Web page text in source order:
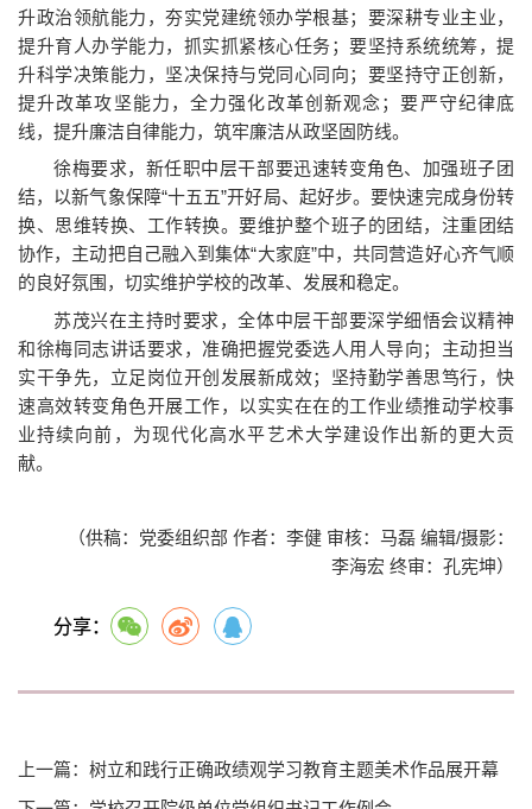
升政治领航能力，夯实党建统领办学根基；要深耕专业主业，
提升育人办学能力，抓实抓紧核心任务；要坚持系统统筹，提
升科学决策能力，坚决保持与党同心同向；要坚持守正创新，
提升改革攻坚能力，全力强化改革创新观念；要严守纪律底
线，提升廉洁自律能力，筑牢廉洁从政坚固防线。
徐梅要求，新任职中层干部要迅速转变角色、加强班子团
结，以新气象保障“十五五”开好局、起好步。要快速完成身份转
换、思维转换、工作转换。要维护整个班子的团结，注重团结
协作，主动把自己融入到集体“大家庭”中，共同营造好心齐气顺
的良好氛围，切实维护学校的改革、发展和稳定。
苏茂兴在主持时要求，全体中层干部要深学细悟会议精神
和徐梅同志讲话要求，准确把握党委选人用人导向；主动担当
实干争先，立足岗位开创发展新成效；坚持勤学善思笃行，快
速高效转变角色开展工作，以实实在在的工作业绩推动学校事
业持续向前，为现代化高水平艺术大学建设作出新的更大贡
献。
（供稿：党委组织部 作者：李健 审核：马磊 编辑/摄影：
李海宏 终审：孔宪坤）
分享：
上一篇：树立和践行正确政绩观学习教育主题美术作品展开幕